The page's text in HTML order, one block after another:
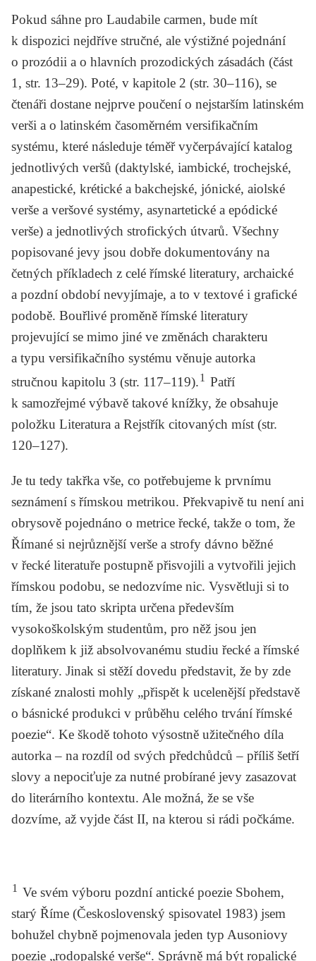
Pokud sáhne pro Laudabile carmen, bude mít
k dispozici nejdříve stručné, ale výstižné pojednání
o prozódii a o hlavních prozodických zásadách (část
1, str. 13–29). Poté, v kapitole 2 (str. 30–116), se
čtenáři dostane nejprve poučení o nejstarším latinském
verši a o latinském časoměrném versifikačním
systému, které následuje téměř vyčerpávající katalog
jednotlivých veršů (daktylské, iambické, trochejské,
anapestické, krétické a bakchejské, jónické, aiolské
verše a veršové systémy, asynartetické a epódické
verše) a jednotlivých strofických útvarů. Všechny
popisované jevy jsou dobře dokumentovány na
četných příkladech z celé římské literatury, archaické
a pozdní období nevyjímaje, a to v textové i grafické
podobě. Bouřlivé proměně římské literatury
projevující se mimo jiné ve změnách charakteru
a typu versifikačního systému věnuje autorka
stručnou kapitolu 3 (str. 117–119).1 Patří
k samozřejmé výbavě takové knížky, že obsahuje
položku Literatura a Rejstřík citovaných míst (str.
120–127).
Je tu tedy takřka vše, co potřebujeme k prvnímu
seznámení s římskou metrikou. Překvapivě tu není ani
obrysově pojednáno o metrice řecké, takže o tom, že
Římané si nejrůznější verše a strofy dávno běžné
v řecké literatuře postupně přisvojili a vytvořili jejich
římskou podobu, se nedozvíme nic. Vysvětluji si to
tím, že jsou tato skripta určena především
vysokoškolským studentům, pro něž jsou jen
doplňkem k již absolvovanému studiu řecké a římské
literatury. Jinak si stěží dovedu představit, že by zde
získané znalosti mohly „přispět k ucelenější představě
o básnické produkci v průběhu celého trvání římské
poezie“. Ke škodě tohoto výsostně užitečného díla
autorka – na rozdíl od svých předchůdců – příliš šetří
slovy a nepociťuje za nutné probírané jevy zasazovat
do literárního kontextu. Ale možná, že se vše
dozvíme, až vyjde část II, na kterou si rádi počkáme.
1 Ve svém výboru pozdní antické poezie Sbohem,
starý Říme (Československý spisovatel 1983) jsem
bohužel chybně pojmenovala jeden typ Ausoniovy
poezie „rodopalské verše“. Správně má být ropalické